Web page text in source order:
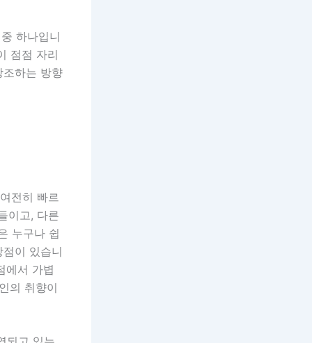
하나입니
점점 자리
조하는 방향
전히 빠르
이고, 다른
누구나 쉽
이 있습니
에서 가볍
의 취향이